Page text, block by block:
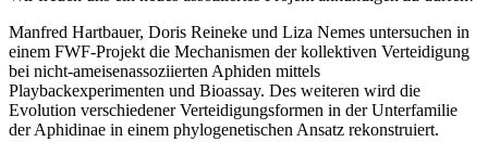
Manfred Hartbauer, Doris Reineke und Liza Nemes untersuchen in
einem FWF-Projekt die Mechanismen der kollektiven Verteidigung
bei nicht-ameisenassoziierten Aphiden mittels
Playbackexperimenten und Bioassay. Des weiteren wird die
Evolution verschiedener Verteidigungsformen in der Unterfamilie
der Aphidinae in einem phylogenetischen Ansatz rekonstruiert.